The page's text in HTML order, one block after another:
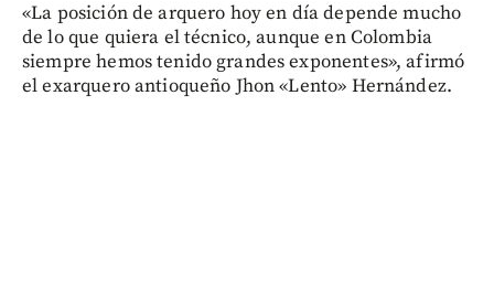
«La posición de arquero hoy en día depende mucho
de lo que quiera el técnico, aunque en Colombia
siempre hemos tenido grandes exponentes», afirmó
el exarquero antioqueño Jhon «Lento» Hernández.